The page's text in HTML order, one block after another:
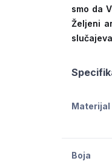
smo da
Željeni
Materijal
Boja